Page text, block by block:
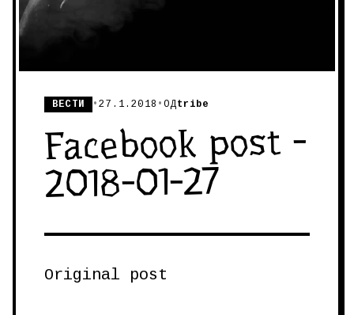
ВЕСТИ •27.1.2018 •ОДtribe
Facebook post -
2018-01-27
Original post